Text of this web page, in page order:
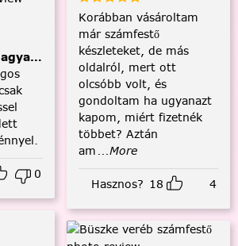
tengeren
0
Korábban vásároltam
már számfestő
készleteket, de más
oldalról, mert ott
olcsóbb volt, és
gondoltam ha ugyanazt
kapom, miért fizetnék
többet? Aztán
am ...More
Hasznos? 18 4